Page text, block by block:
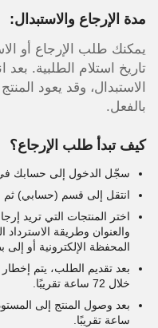
مدة الإرجاع والاستبدال:
تاريخ استلام الطلبية. بعد
الاستبدال، وقد يعود
بالفعل.
كيف تبدأ طلب الإرجاع؟
سجّل الدخول إلى حسابك في
انتقل إلى قسم (حسابي) ثم
اختر المنتجات التي تريد
والعنوان وطريقة الاسترداد
المحفظة الإلكترونية أو إلى
بعد تقديم الطلب، يتم
خلال 72 ساعة تقريبًا.
ساعة تقريبًا.